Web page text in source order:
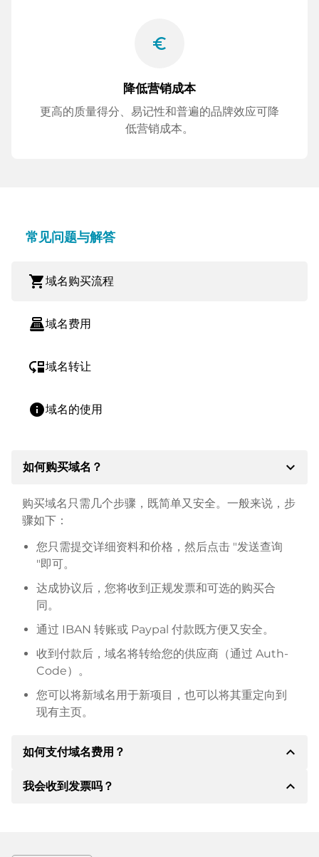
euro_symbol
降低营销成本
更高的质量得分、易记性和普遍的品牌效应可降
低营销成本。
常见问题与解答
shopping_cart域名购买流程
point_of_sale域名费用
move_down域名转让
info域名的使用
如何购买域名？ expand_more
购买域名只需几个步骤，既简单又安全。一般来说，步
骤如下：
您只需提交详细资料和价格，然后点击 "发送查询
"即可。
达成协议后，您将收到正规发票和可选的购买合
同。
通过 IBAN 转账或 Paypal 付款既方便又安全。
收到付款后，域名将转给您的供应商（通过 Auth-
Code）。
您可以将新域名用于新项目，也可以将其重定向到
现有主页。
如何支付域名费用？ expand_less
达成协议后，房东将通知您付款细节。房主随后会向您
我会收到发票吗？ expand_less